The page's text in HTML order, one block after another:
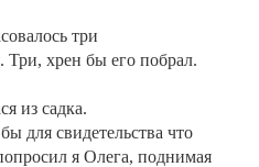
три
Три, хрен бы его побрал.
из садка.
для свидетельства что
я Олега, поднимая